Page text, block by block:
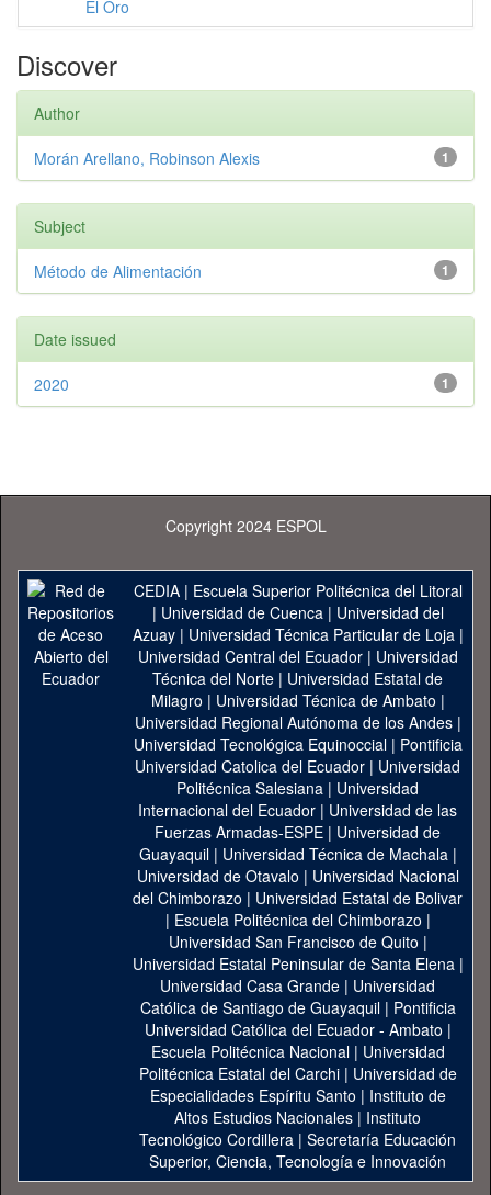
El Oro
Discover
Author
1
Morán Arellano, Robinson Alexis
Subject
1
Método de Alimentación
Date issued
1
2020
Copyright 2024 ESPOL
CEDIA| Escuela Superior Politécnica del Litoral
| Universidad de Cuenca| Universidad del
Azuay| Universidad Técnica Particular de Loja|
Universidad Central del Ecuador| Universidad
Técnica del Norte | Universidad Estatal de
Milagro | Universidad Técnica de Ambato |
Universidad Regional Autónoma de los Andes|
Universidad Tecnológica Equinoccial| Pontificia
Universidad Catolica del Ecuador | Universidad
Politécnica Salesiana | Universidad
Internacional del Ecuador | Universidad de las
Fuerzas Armadas-ESPE | Universidad de
Guayaquil| Universidad Técnica de Machala|
Universidad de Otavalo | Universidad Nacional
del Chimborazo | Universidad Estatal de Bolivar
| Escuela Politécnica del Chimborazo |
Universidad San Francisco de Quito |
Universidad Estatal Peninsular de Santa Elena|
Universidad Casa Grande | Universidad
Católica de Santiago de Guayaquil| Pontificia
Universidad Católica del Ecuador - Ambato |
Escuela Politécnica Nacional| Universidad
Politécnica Estatal del Carchi| Universidad de
Especialidades Espíritu Santo | Instituto de
Altos Estudios Nacionales | Instituto
Tecnológico Cordillera | Secretaría Educación
Superior, Ciencia, Tecnología e Innovación